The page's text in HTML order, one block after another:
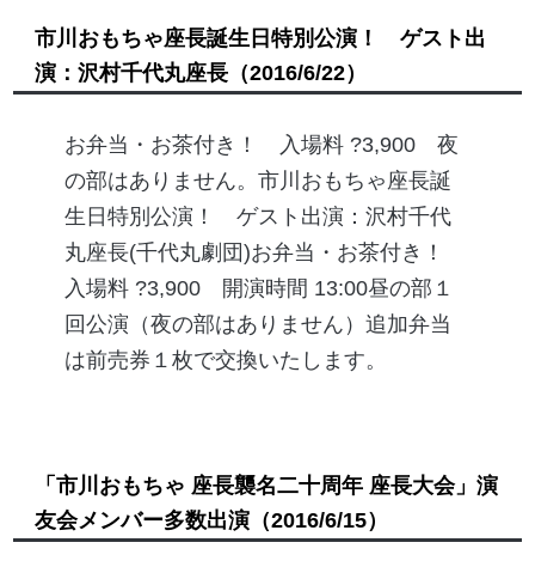
市川おもちゃ座長誕生日特別公演！ ゲスト出
演：沢村千代丸座長（2016/6/22）
お弁当・お茶付き！ 入場料 ?3,900 夜
の部はありません。市川おもちゃ座長誕
生日特別公演！ ゲスト出演：沢村千代
丸座長(千代丸劇団)お弁当・お茶付き！
入場料 ?3,900 開演時間 13:00昼の部１
回公演（夜の部はありません）追加弁当
は前売券１枚で交換いたします。
「市川おもちゃ 座長襲名二十周年 座長大会」演
友会メンバー多数出演（2016/6/15）